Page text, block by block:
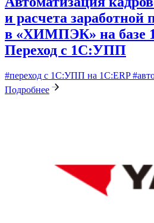
и расчета заработной
в «ХИМПЭК» на базе
Переход с 1С:УПП
#переход с 1С:УПП на 1С:ERP
Подробнее